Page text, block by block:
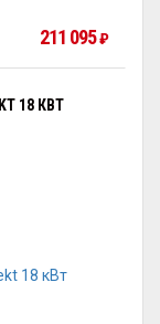
211 095₽
18 КВТ